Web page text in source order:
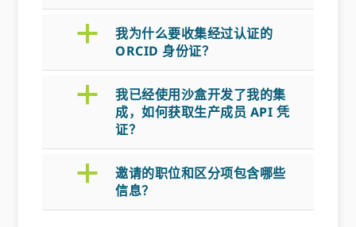
a
我为什么要收集经过认证的
ORCID 身份证？
a
我已经使用沙盒开发了我的集
成，如何获取生产成员 API 凭
证？
a
邀请的职位和区分项包含哪些
信息？